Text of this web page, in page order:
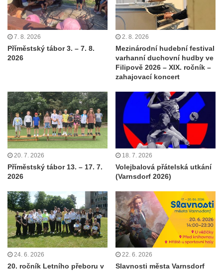
7. 8. 2026
Příměstský tábor 3. – 7. 8.
2026
2. 8. 2026
Mezinárodní hudební festival
varhanní duchovní hudby ve
Filipově 2026 – XIX. ročník –
zahajovací koncert
20. 7. 2026
Příměstský tábor 13. – 17. 7.
2026
18. 7. 2026
Volejbalová přátelská utkání
(Varnsdorf 2026)
24. 6. 2026
20. ročník Letního přeboru v
22. 6. 2026
Slavnosti města Varnsdorf